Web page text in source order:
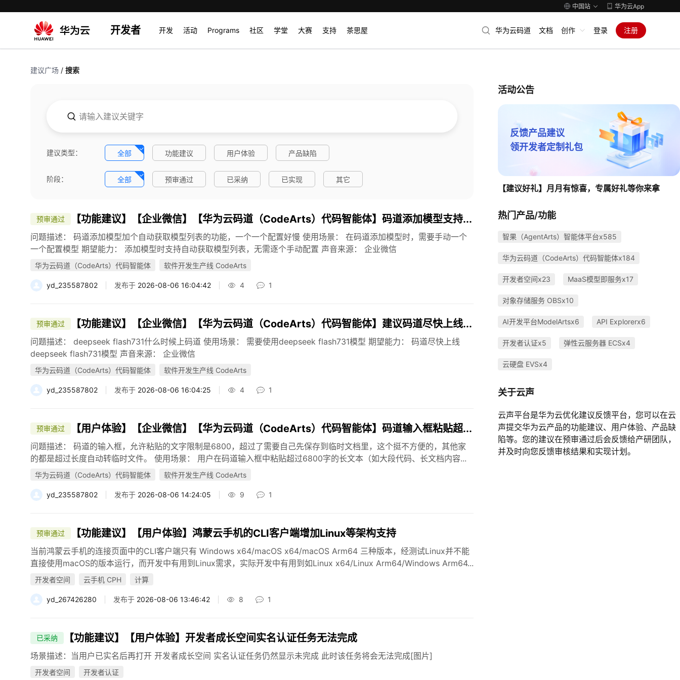
中国站 华为云App
开发者 开发 活动 Programs 社区 学堂 大赛 支持 茶思屋 华为云码道 文档 创作 登录 注册
建议广场 / 搜索
建议类型： 全部 功能建议 用户体验 产品缺陷
阶段： 全部 预审通过 已采纳 已实现 其它
预审通过 【功能建议】【企业微信】【华为云码道（CodeArts）代码智能体】码道添加模型支持...
问题描述： 码道添加模型加个自动获取模型列表的功能，一个一个配置好慢 使用场景： 在码道添加模型时，需要手动一个
一个配置模型 期望能力： 添加模型时支持自动获取模型列表，无需逐个手动配置 声音来源： 企业微信
华为云码道（CodeArts）代码智能体 软件开发生产线 CodeArts
yd_235587802 发布于 2026-08-06 16:04:42 4 1
预审通过 【功能建议】【企业微信】【华为云码道（CodeArts）代码智能体】建议码道尽快上线...
问题描述： deepseek flash731什么时候上码道 使用场景： 需要使用deepseek flash731模型 期望能力： 码道尽快上线
deepseek flash731模型 声音来源： 企业微信
华为云码道（CodeArts）代码智能体 软件开发生产线 CodeArts
yd_235587802 发布于 2026-08-06 16:04:25 4 1
预审通过 【用户体验】【企业微信】【华为云码道（CodeArts）代码智能体】码道输入框粘贴超...
问题描述： 码道的输入框，允许粘贴的文字限制是6800，超过了需要自己先保存到临时文档里，这个挺不方便的，其他家
的都是超过长度自动转临时文件。 使用场景： 用户在码道输入框中粘贴超过6800字的长文本（如大段代码、长文档内容...
华为云码道（CodeArts）代码智能体 软件开发生产线 CodeArts
yd_235587802 发布于 2026-08-06 14:24:05 9 1
预审通过 【功能建议】【用户体验】鸿蒙云手机的CLI客户端增加Linux等架构支持
当前鸿蒙云手机的连接页面中的CLI客户端只有 Windows x64/macOS x64/macOS Arm64 三种版本，经测试Linux并不能
直接使用macOS的版本运行，而开发中有用到Linux需求，实际开发中有用到如Linux x64/Linux Arm64/Windows Arm64...
开发者空间 云手机 CPH 计算
yd_267426280 发布于 2026-08-06 13:46:42 8 1
已采纳 【功能建议】【用户体验】开发者成长空间实名认证任务无法完成
场景描述：当用户已实名后再打开 开发者成长空间 实名认证任务仍然显示未完成 此时该任务将会无法完成[图片]
开发者空间 开发者认证
活动公告
反馈产品建议
领开发者定制礼包
【建议好礼】月月有惊喜，专属好礼等你来拿
热门产品/功能
智果（AgentArts）智能体平台x585
华为云码道（CodeArts）代码智能体x184
开发者空间x23 MaaS模型即服务x17
对象存储服务 OBSx10
AI开发平台ModelArtsx6 API Explorerx6
开发者认证x5 弹性云服务器 ECSx4
云硬盘 EVSx4
关于云声
云声平台是华为云优化建议反馈平台，您可以在云
声提交华为云产品的功能建议、用户体验、产品缺
陷等。您的建议在预审通过后会反馈给产研团队，
并及时向您反馈审核结果和实现计划。